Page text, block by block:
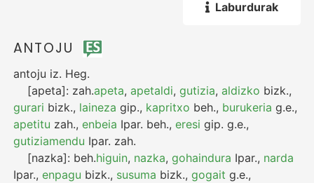
Laburdurak
ANTOJU
antoju iz. Heg.
[apeta]: zah.apeta,apetaldi,gutizia,aldizko bizk.,
gurari bizk., laineza gip., kapritxo beh., burukeria g.e.,
apetitu zah.,enbeia Ipar. beh.,eresi gip. g.e.,
gutiziamendu Ipar. zah.
[nazka]: beh.higuin, nazka,gohaindura Ipar., narda
Ipar.,enpagu bizk., susuma bizk.,gogait g.e.,